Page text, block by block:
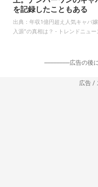
を記録したこともある
出典： 年収1億円超え人気キャバ
入源”の真相は？ - トレンドニュー
-----------------広告の後
広告 /